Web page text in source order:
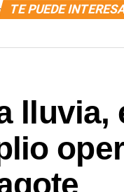
TE PUEDE
lluvia,